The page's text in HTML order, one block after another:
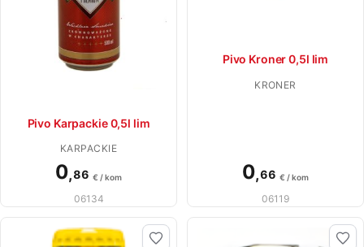
Pivo Karpackie 0,5l lim
KARPACKIE
0,86 € / kom
06134
Pivo Kroner 0,5l lim
KRONER
0,66 € / kom
06119